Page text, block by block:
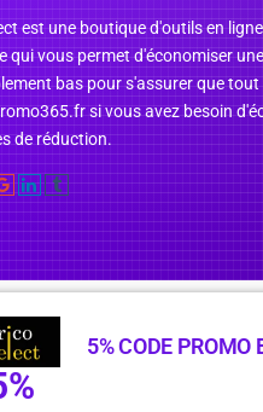
est une boutique d'outils en
qui vous permet d'économiser
bas pour s'assurer que
si vous avez besoin
de réduction.
5% CODE PROMO